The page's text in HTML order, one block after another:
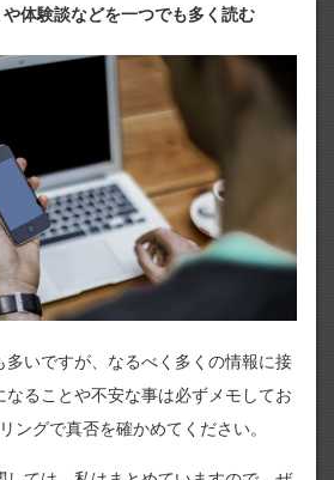
体験談などを一つでも多く読む
多いですが、なるべく多くの情報に接
なることや不安な事は必ずメモしてお
ングで真否を確かめてください。